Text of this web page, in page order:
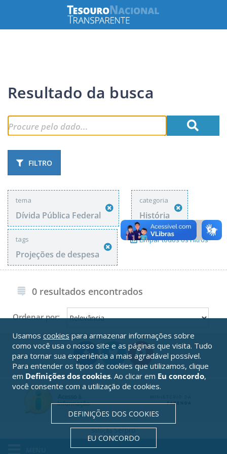
Resultado da busca
FILTRO
tema
Dívida Pública Federal
categoria
História
tags
Projeções de despesa
Limpar todos os Filtros
0 resultados encontrados
Ordenar por:
SoluçãoSerpro
Usamos cookies para armazenar informações sobre
como você usa o nosso site e as páginas que visita. Tudo
para tornar sua experiência a mais agradável possível.
Para entender os tipos de cookies que utilizamos, clique
em Definições dos cookies. Ao clicar em Eu concordo,
você consente com a utilização de cookies.
DEFINIÇÕES DOS COOKIES
EU CONCORDO